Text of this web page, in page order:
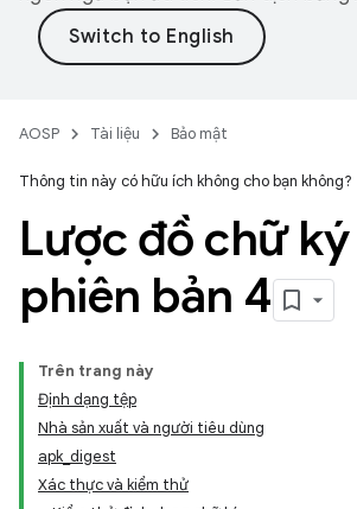
AOSP Tài liệu Bảo mật
Thông tin này có hữu ích không cho bạn không?
Lược đồ chữ ký
phiên bản 4
Trên trang này
Định dạng tệp
Nhà sản xuất và người tiêu dùng
apk_digest
Xác thực và kiểm thử